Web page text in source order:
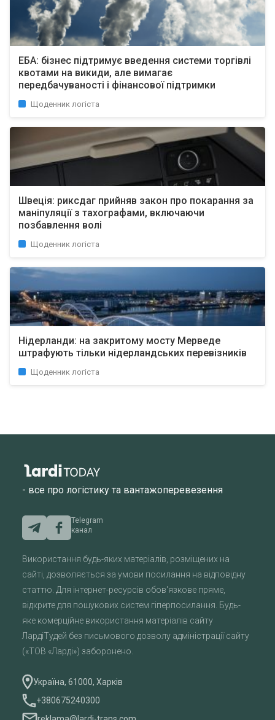
ЕБА: бізнес підтримує введення системи торгівлі
квотами на викиди, але вимагає
передбачуваності і фінансової підтримки
Щоденник логіста
Швеція: риксдаг прийняв закон про покарання за
маніпуляції з тахографами, включаючи
позбавлення волі
Щоденник логіста
Нідерланди: на закритому мосту Мерведе
штрафують тільки нідерландських перевізників
Щоденник логіста
- все про логістику та вантажоперевезення
Telegram
канал
Використання будь-яких матеріалів, розміщених на
сайті, дозволяється за умови посилання на відповідну
статтю. Для інтернет-ресурсів обов'язкове пряме,
відкрите для пошукових систем гіперпосилання. Будь-
яке комерційне використання матеріалів сайту
ЛардіТудей без письмового дозволу адміністрації сайту
(«ТОВ «Ларді») заборонено.
Україна, 61000, Харків
+380675240300